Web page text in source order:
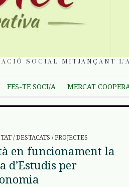
SOCIAL MITJANÇANT
FES-TE SOCI/A MERCAT
/ DESTACATS / PROJECTES
en funcionament la
d’Estudis per